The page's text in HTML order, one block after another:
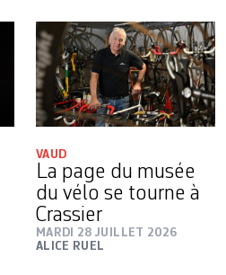
VAUD
La page du musée
du vélo se tourne à
Crassier
MARDI 28 JUILLET 2026
ALICE RUEL